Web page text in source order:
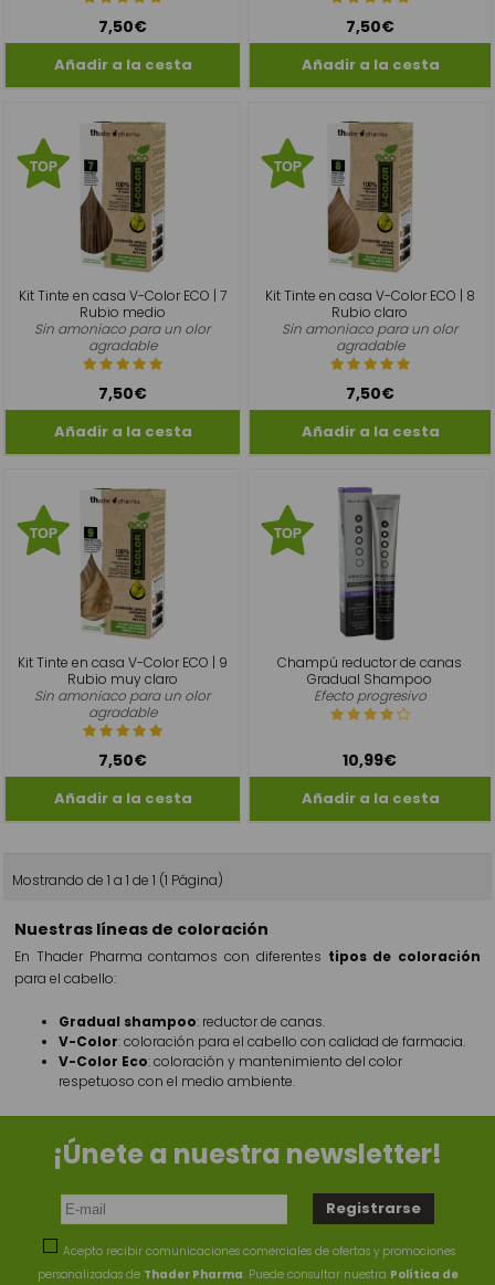
7,50€ 7,50€
Kit Tinte en casa V-Color ECO | 7
Rubio medio
Sin amoniaco para un olor
agradable
7,50€
Kit Tinte en casa V-Color ECO | 8
Rubio claro
Sin amoniaco para un olor
agradable
7,50€
Kit Tinte en casa V-Color ECO | 9
Rubio muy claro
Sin amoniaco para un olor
agradable
7,50€
Champú reductor de canas
Gradual Shampoo
Efecto progresivo
10,99€
Mostrando de 1 a 1 de 1 (1 Página)
Nuestras líneas de coloración
En Thader Pharma contamos con diferentes tipos de coloración
para el cabello:
Gradual shampoo: reductor de canas.
V-Color: coloración para el cabello con calidad de farmacia.
V-Color Eco: coloración y mantenimiento del color
respetuoso con el medio ambiente.
¡Únete a nuestra newsletter!
Acepto recibir comunicaciones comerciales de ofertas y promociones
personalizadas de Thader Pharma. Puede consultar nuestra Política de